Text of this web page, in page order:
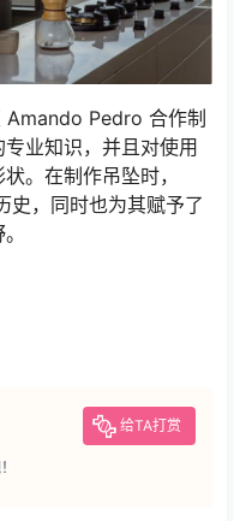
Pedro 合作制
业知识，并且对使用
。在制作吊坠时，
史，同时也为其赋予了
给TA打赏